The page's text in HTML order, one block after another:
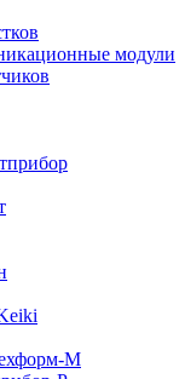
модули
М